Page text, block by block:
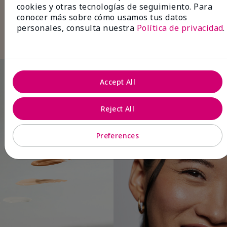
espectaculares.
Termina conbrillo labialen un tono natural
para un look refinado y sin esfuerzo.
cookies y otras tecnologías de seguimiento. Para
conocer más sobre cómo usamos tus datos
personales, consulta nuestra Política de privacidad.
Preferences
Reject All
Accept All